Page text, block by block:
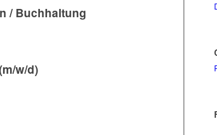
/ Buchhaltung
w/d)